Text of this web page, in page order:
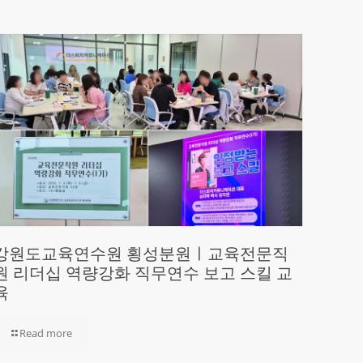
원도교육연수원 횡성분원ㅣ교육전문직
리더십 역량강화 직무연수 보고 스킬 교
Read more